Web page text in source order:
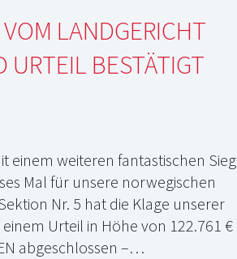
LANDGERICHT
BESTÄTIGT
einem weiteren fantastischen Sieg
Mal für unsere norwegischen
Nr. 5 hat die Klage unserer
Urteil in Höhe von 122.761 €
abgeschlossen –…